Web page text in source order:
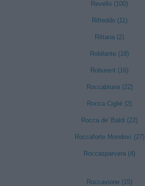
Revello (100)
Rifreddo (11)
Rittana (2)
Robilante (18)
Roburent (16)
Roccabruna (22)
Rocca Cigliè (2)
Rocca de' Baldi (22)
Roccaforte Mondovì (27)
Roccasparvera (4)
Roccavione (15)